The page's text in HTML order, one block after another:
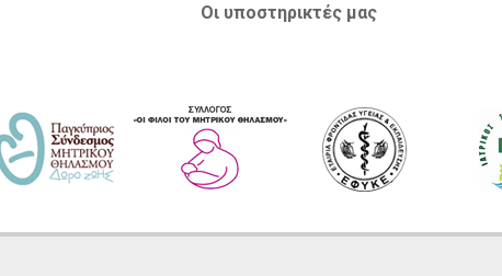
Οι υποστηρικτές μας